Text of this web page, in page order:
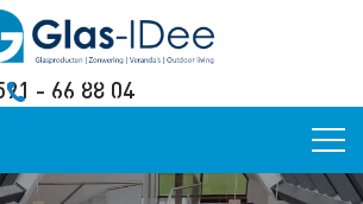
- 66 88 04